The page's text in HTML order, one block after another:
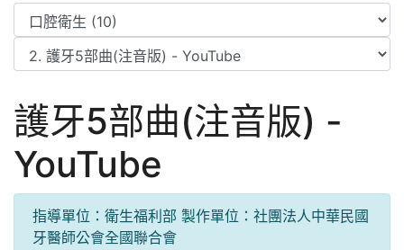
護牙5部曲(注音版) -
YouTube
指導單位：衛生福利部 製作單位：社團法人中華民國
牙醫師公會全國聯合會